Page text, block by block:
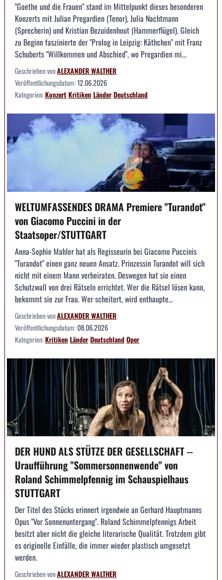
"Goethe und die Frauen" stand im Mittelpunkt dieses besonderen
Konzerts mit Julian Pregardien (Tenor), Julia Nachtmann
(Sprecherin) und Kristian Bezuidenhout (Hammerflügel). Gleich
zu Beginn faszinierte der "Prolog in Leipzig: Käthchen" mit Franz
Schuberts "Willkommen und Abschied", wo Pregardien mi...
Geschrieben vonALEXANDER WALTHER
Veröffentlichungsdatum:12.06.2026
Kategorien:KonzertKritikenLänderDeutschland
WELTUMFASSENDES DRAMA Premiere "Turandot"
von Giacomo Puccini in der
Staatsoper/STUTTGART
Anna-Sophie Mahler hat als Regisseurin bei Giacomo Puccinis
"Turandot" einen ganz neuen Ansatz. Prinzessin Turandot will sich
nicht mit einem Mann verheiraten. Deswegen hat sie einen
Schutzwall von drei Rätseln errichtet. Wer die Rätsel lösen kann,
bekommt sie zur Frau. Wer scheitert, wird enthaupte...
Geschrieben vonALEXANDER WALTHER
Veröffentlichungsdatum:08.06.2026
Kategorien:KritikenLänderDeutschlandOper
DER HUND ALS STÜTZE DER GESELLSCHAFT --
Uraufführung "Sommersonnenwende" von
Roland Schimmelpfennig im Schauspielhaus
STUTTGART
Der Titel des Stücks erinnert irgendwie an Gerhard Hauptmanns
Opus "Vor Sonnenuntergang". Roland Schimmelpfennigs Arbeit
besitzt aber nicht die gleiche literarische Qualität. Trotzdem gibt
es originelle Einfälle, die immer wieder plastisch umgesetzt
werden.
Geschrieben vonALEXANDER WALTHER